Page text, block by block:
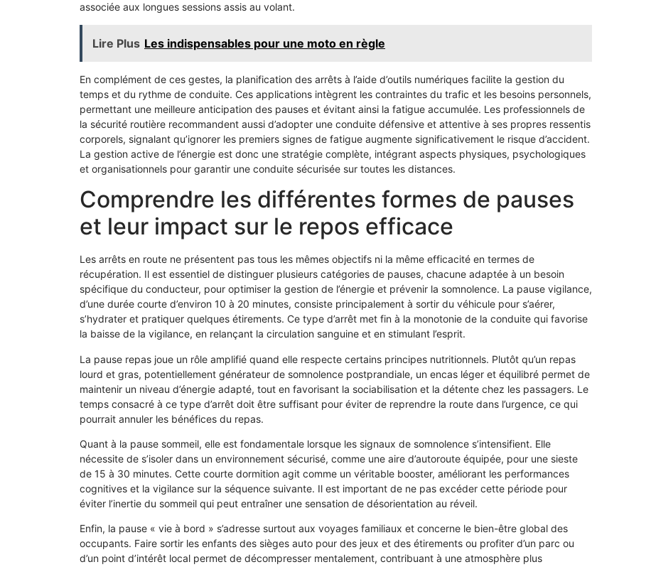
associée aux longues sessions assis au volant.
Lire Plus Les indispensables pour une moto en règle
En complément de ces gestes, la planification des arrêts à l’aide d’outils numériques facilite la gestion du
temps et du rythme de conduite. Ces applications intègrent les contraintes du trafic et les besoins personnels,
permettant une meilleure anticipation des pauses et évitant ainsi la fatigue accumulée. Les professionnels de
la sécurité routière recommandent aussi d’adopter une conduite défensive et attentive à ses propres ressentis
corporels, signalant qu’ignorer les premiers signes de fatigue augmente significativement le risque d’accident.
La gestion active de l’énergie est donc une stratégie complète, intégrant aspects physiques, psychologiques
et organisationnels pour garantir une conduite sécurisée sur toutes les distances.
Comprendre les différentes formes de pauses
et leur impact sur le repos efficace
Les arrêts en route ne présentent pas tous les mêmes objectifs ni la même efficacité en termes de
récupération. Il est essentiel de distinguer plusieurs catégories de pauses, chacune adaptée à un besoin
spécifique du conducteur, pour optimiser la gestion de l’énergie et prévenir la somnolence. La pause vigilance,
d’une durée courte d’environ 10 à 20 minutes, consiste principalement à sortir du véhicule pour s’aérer,
s’hydrater et pratiquer quelques étirements. Ce type d’arrêt met fin à la monotonie de la conduite qui favorise
la baisse de la vigilance, en relançant la circulation sanguine et en stimulant l’esprit.
La pause repas joue un rôle amplifié quand elle respecte certains principes nutritionnels. Plutôt qu’un repas
lourd et gras, potentiellement générateur de somnolence postprandiale, un encas léger et équilibré permet de
maintenir un niveau d’énergie adapté, tout en favorisant la sociabilisation et la détente chez les passagers. Le
temps consacré à ce type d’arrêt doit être suffisant pour éviter de reprendre la route dans l’urgence, ce qui
pourrait annuler les bénéfices du repas.
Quant à la pause sommeil, elle est fondamentale lorsque les signaux de somnolence s’intensifient. Elle
nécessite de s’isoler dans un environnement sécurisé, comme une aire d’autoroute équipée, pour une sieste
de 15 à 30 minutes. Cette courte dormition agit comme un véritable booster, améliorant les performances
cognitives et la vigilance sur la séquence suivante. Il est important de ne pas excéder cette période pour
éviter l’inertie du sommeil qui peut entraîner une sensation de désorientation au réveil.
Enfin, la pause « vie à bord » s’adresse surtout aux voyages familiaux et concerne le bien-être global des
occupants. Faire sortir les enfants des sièges auto pour des jeux et des étirements ou profiter d’un parc ou
d’un point d’intérêt local permet de décompresser mentalement, contribuant à une atmosphère plus